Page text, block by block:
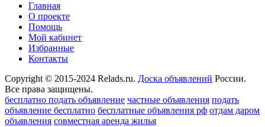
Главная
О проекте
Помощь
Мой кабинет
Избранные
Контакты
Copyright © 2015-2024 Relads.ru. Доска объявлений России.
Все права защищены.
бесплатно подать объявление частные объявления подать
объявление бесплатно бесплатные объявления рф отдам даром
объявления совместная аренда жилья